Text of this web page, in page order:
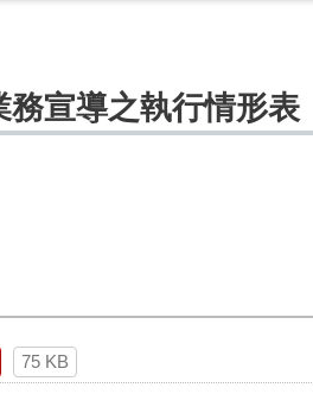
宣導之執行情形表
75 KB